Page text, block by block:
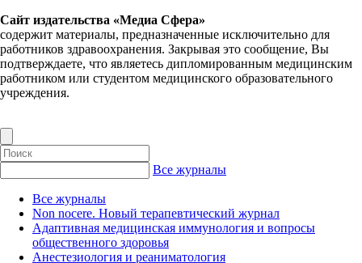
Сайт издательства «Медиа Сфера»
содержит материалы, предназначенные исключительно для
работников здравоохранения. Закрывая это сообщение, Вы
подтверждаете, что являетесь дипломированным медицинским
работником или студентом медицинского образовательного
учреждения.
Все журналы
Все журналы
Non nocere. Новый терапевтический журнал
Адаптивная медицинская иммунология и вопросы
общественного здоровья
Анестезиология и реаниматология